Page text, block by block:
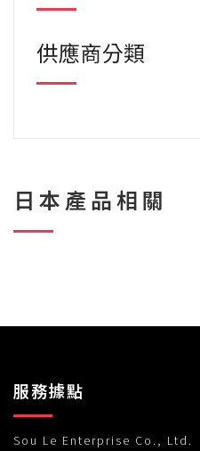
供應商分類
日本產品相關
服務據點
Sou Le Enterprise Co., Ltd.